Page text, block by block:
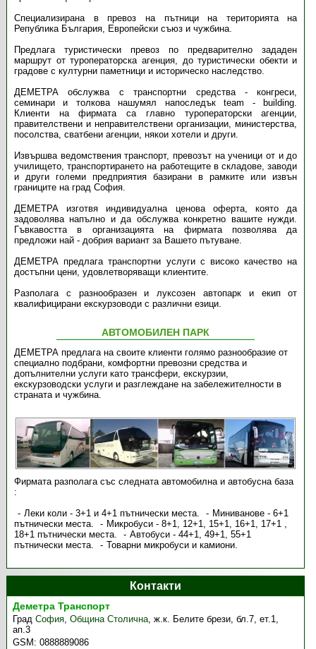
Специализирана в превоз на пътници на територията на
Република България, Европейски съюз и чужбина.
Предлага туристически превоз по предварително зададен
маршрут от туроператорска агенция, до туристически обекти и
градове с културни паметници и историческо наследство.
ДЕМЕТРА обслужва с транспортни средства - конгреси,
семинари и толкова нашумял напоследък team - building.
Клиенти на фирмата са главно туроператорски агенции,
правителствени и неправителствени организации, министерства,
посолства, сватбени агенции, някои хотели и други.
Извършва ведомствения транспорт, превозът на ученици от и до
училището, транспортирането на работещите в складове, заводи
и други големи предприятия базирани в рамките или извън
границите на град София.
ДЕМЕТРА изготвя индивидуална ценова оферта, която да
задоволява напълно и да обслужва конкретно вашите нужди.
Гъвкавостта в организацията на фирмата позволява да
предложи най - добрия вариант за Вашето пътуване.
ДЕМЕТРА предлага транспортни услуги с високо качество на
достъпни цени, удовлетворяващи клиентите.
Разполага с разнообразен и луксозен автопарк и екип от
квалифицирани екскурзоводи с различни езици.
АВТОМОБИЛЕН ПАРК
ДЕМЕТРА предлага на своите клиенти голямо разнообразие от
специално подбрани, комфортни превозни средства и
допълнителни услуги като трансфери, екскурзии,
екскурзоводски услуги и разглеждане на забележителности в
страната и чужбина.
Фирмата разполага със следната автомобилна и автобусна база
:
Леки коли - 3+1 и 4+1 пътнически места.
Миниванове - 6+1
пътнически места.
Микробуси - 8+1, 12+1, 15+1, 16+1, 17+1 ,
18+1 пътнически места.
Автобуси - 44+1, 49+1, 55+1
пътнически места.
Товарни микробуси и камиони.
Контакти
Деметра Транспорт
ГрадСофия,Община Столична,ж.к. Белите брези, бл.7, ет.1,
ап.3
GSM:0888889086